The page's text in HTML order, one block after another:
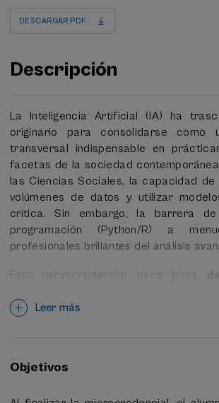
DESCARGAR PDF
Descripción
La Inteligencia Artificial (IA) ha
originario para consolidarse como
transversal indispensable en
facetas de la sociedad
las Ciencias Sociales, la capacidad de
volúmenes de datos y utilizar
crítica. Sin embargo, la barrera
programación (Python/R) a
profesionales brillantes del análisis
Esta microcredencial nace para
modelos generativos, sino también el
comunicación diseñen y ejecuten
Leer más
Objetivos